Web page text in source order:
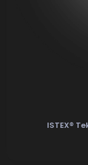
ISTEX®